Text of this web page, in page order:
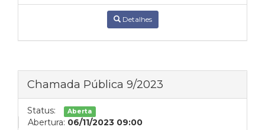
Detalhes
Chamada Pública 9/2023
Status: Aberta
Abertura: 06/11/2023 09:00